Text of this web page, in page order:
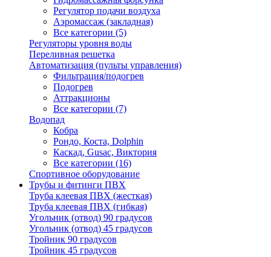
Регулятор подачи воздуха
Аэромассаж (закладная)
Все категории (5)
Регуляторы уровня воды
Переливная решетка
Автоматизация (пульты управления)
Фильтрация/подогрев
Подогрев
Аттракционы
Все категории (7)
Водопад
Кобра
Рондо, Коста, Dolphin
Каскад, Gusac, Виктория
Все категории (16)
Спортивное оборудование
Трубы и фитинги ПВХ
Труба клеевая ПВХ (жесткая)
Труба клеевая ПВХ (гибкая)
Угольник (отвод) 90 градусов
Угольник (отвод) 45 градусов
Тройник 90 градусов
Тройник 45 градусов